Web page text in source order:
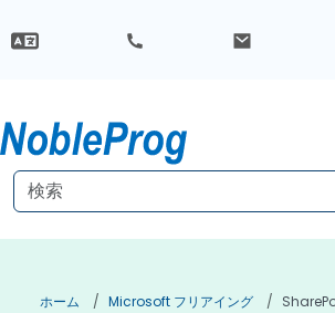
ホーム Microsoft フリアイング